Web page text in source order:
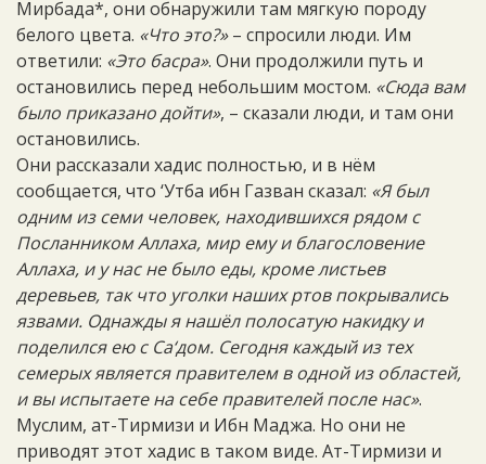
Мирбада*, они обнаружили там мягкую породу
белого цвета. «Что это?»– спросили люди. Им
ответили: «Это басра». Они продолжили путь и
остановились перед небольшим мостом. «Сюда вам
было приказано дойти», – сказали люди, и там они
остановились.
Они рассказали хадис полностью, и в нём
сообщается, что ‘Утба ибн Газван сказал: «Я был
одним из семи человек, находившихся рядом с
Посланником Аллаха, мир ему и благословение
Аллаха, и у нас не было еды, кроме листьев
деревьев, так что уголки наших ртов покрывались
язвами. Однажды я нашёл полосатую накидку и
поделился ею с Са‘дом. Сегодня каждый из тех
семерых является правителем в одной из областей,
и вы испытаете на себе правителей после нас».
Муслим, ат-Тирмизи и Ибн Маджа. Но они не
приводят этот хадис в таком виде. Ат-Тирмизи и